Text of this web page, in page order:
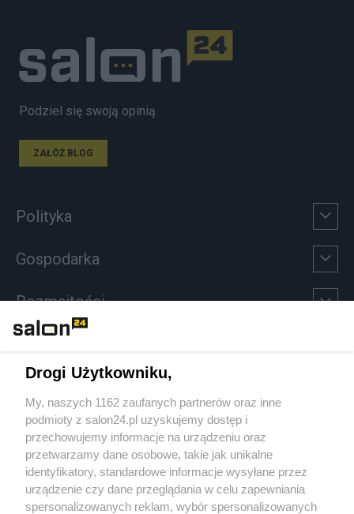
Podziel się swoją opinią
ZAŁÓŻ BLOG
Polityka
Gospodarka
Rozmaitości
Sport
Społeczeństwo
Kultura
Drogi Użytkowniku,
My, naszych 1162 zaufanych partnerów oraz inne
podmioty z salon24.pl uzyskujemy dostęp i
przechowujemy informacje na urządzeniu oraz
przetwarzamy dane osobowe, takie jak unikalne
identyfikatory, standardowe informacje wysyłane przez
urządzenie czy dane przeglądania w celu zapewniania
spersonalizowanych reklam, wybór spersonalizowanych